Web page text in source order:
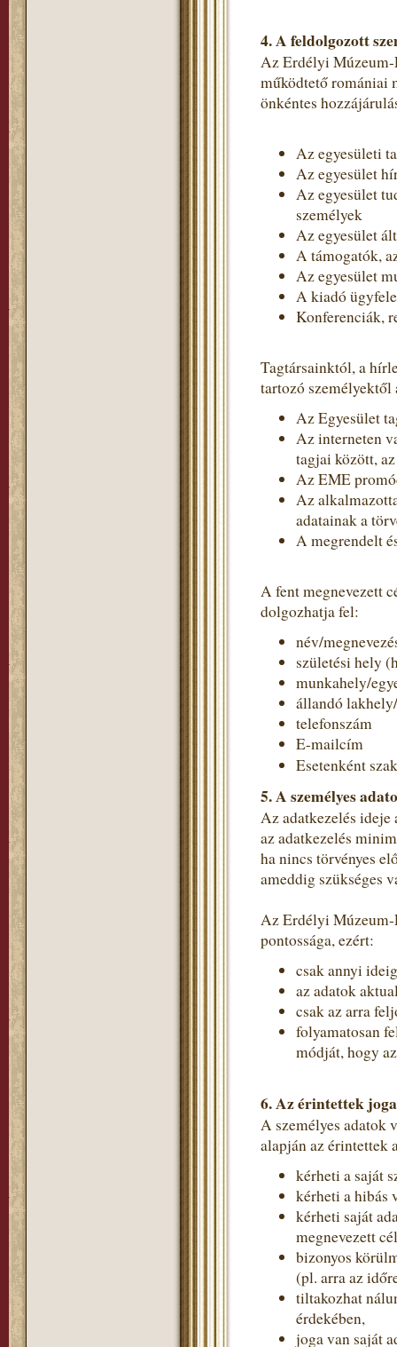
4.A feldolgozott
Az Erdélyi Múzeum-
működtető romániai
önkéntes
Az egyesületi
Az egyesület
Az egyesület
személyek
Az egyesület
A támogatók,
Az egyesület
A kiadó
Konferenciák,
Tagtársainktól, a
tartozó
Az Egyesület
Az interneten
tagjai között,
Az EME
Az
adatainak a
A megrendelt
A fent megnevezett
dolgozhatja fel:
név/
születési hely
munkahely/
állandó
telefonszám
E-mailcím
Esetenként
5. A személyes
Az adatkezelés ideje
az adatkezelés
ha nincs törvényes
ameddig szükséges
Az Erdélyi Múzeum-
pontossága, ezért:
csak annyi
az adatok
csak az arra
folyamatosan
módját, hogy
6. Az érintettek
A személyes adatok
alapján az érintettek
kérheti a saját
kérheti a hibás
kérheti saját
megnevezett
bizonyos
(pl. arra az
tiltakozhat
érdekében,
joga van saját